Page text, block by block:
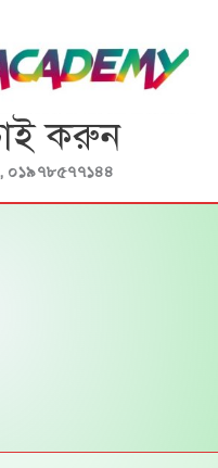
করুন
০১৯৭৮৫৭৭১৪৪